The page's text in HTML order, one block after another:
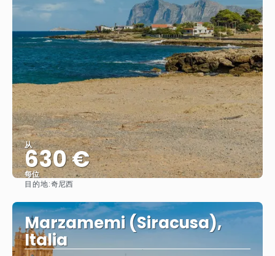
从
630 €
每位
目的地:奇尼西
Marzamemi (Siracusa),
Italia